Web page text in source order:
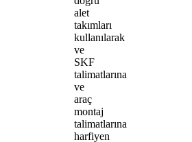
alet
takımları
kullanılarak
ve
SKF
talimatlarına
ve
araç
montaj
talimatlarına
harfiyen